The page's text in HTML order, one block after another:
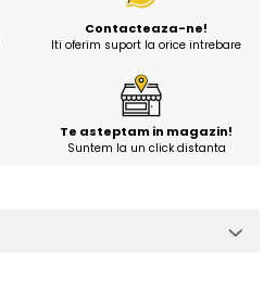
Contacteaza-ne!
Iti oferim suport la orice intrebare
Te asteptam in magazin!
Suntem la un click distanta